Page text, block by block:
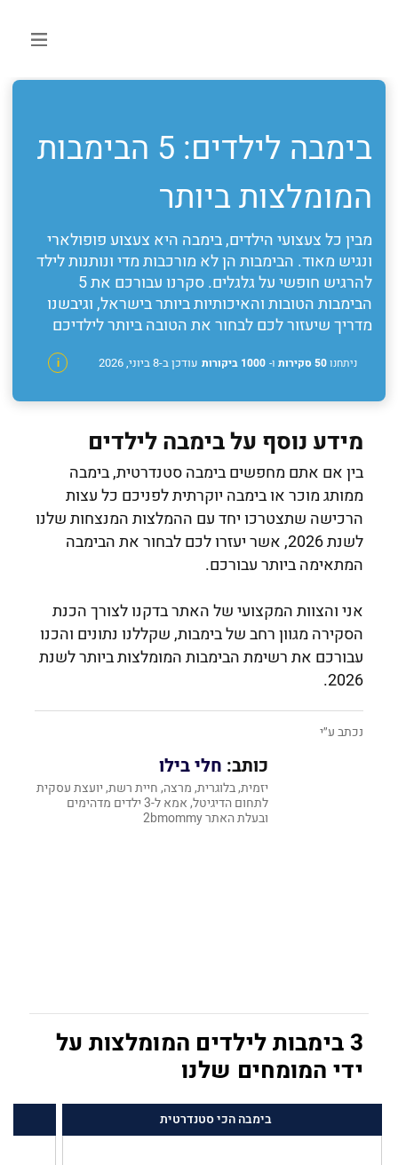
בימבה לילדים: 5 הבימבות
המומלצות ביותר
מבין כל צעצועי הילדים, בימבה היא צעצוע פופולארי
ונגיש מאוד. הבימבות הן לא מורכבות מדי ונותנות לילד
להרגיש חופשי על גלגלים. סקרנו עבורכם את 5
הבימבות הטובות והאיכותיות ביותר בישראל, וגיבשנו
מדריך שיעזור לכם לבחור את הטובה ביותר לילדיכם
ניתחנו50 סקירות ו- 1000 ביקורות i עודכן ב-8 ביוני, 2026
מידע נוסף על בימבה לילדים
בין אם אתם מחפשים בימבה סטנדרטית, בימבה
ממותג מוכר או בימבה יוקרתית לפניכם כל עצות
הרכישה שתצטרכו יחד עם ההמלצות המנצחות שלנו
לשנת 2026, אשר יעזרו לכם לבחור את הבימבה
המתאימה ביותר עבורכם.
אני והצוות המקצועי של האתר בדקנו לצורך הכנת
הסקירה מגוון רחב של בימבות, שקללנו נתונים והכנו
עבורכם את רשימת הבימבות המומלצות ביותר לשנת
2026.
נכתב ע״י
כותב: חלי בילו
יזמית, בלוגרית, מרצה, חיית רשת, יועצת עסקית
לתחום הדיגיטל, אמא ל-3 ילדים מדהימים
ובעלת האתר 2bmommy
3 בימבות לילדים המומלצות על
ידי המומחים שלנו
בימבה הכי סטנדרטית